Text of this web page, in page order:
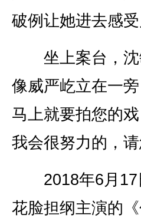
破例让她进去感受
坐上案台，沈
像威严屹立在一
马上就要拍您的
我会很努力的，
2018年6月17
花脸担纲主演的